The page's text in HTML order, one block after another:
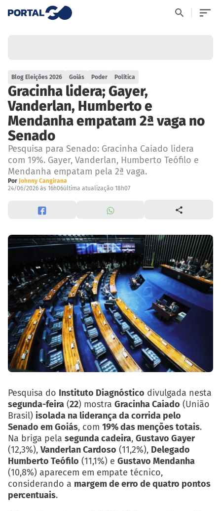
Blog Eleições 2026 Goiás Poder Política
Gracinha lidera; Gayer,
Vanderlan, Humberto e
Mendanha empatam 2ª vaga no
Senado
Pesquisa para Senado: Gracinha Caiado lidera
com 19%. Gayer, Vanderlan, Humberto Teófilo e
Mendanha empatam pela 2ª vaga.
Por Johnny Cangirana
24/06/2026 às 16h06última atualização 18h07
Pesquisa do Instituto Diagnóstico divulgada nesta
segunda-feira (22) mostra Gracinha Caiado (União
Brasil) isolada na liderança da corrida pelo
Senado em Goiás, com 19% das menções totais.
Na briga pela segunda cadeira, Gustavo Gayer
(12,3%), Vanderlan Cardoso (11,2%), Delegado
Humberto Teófilo (11,1%) e Gustavo Mendanha
(10,8%) aparecem em empate técnico,
considerando a margem de erro de quatro pontos
percentuais.